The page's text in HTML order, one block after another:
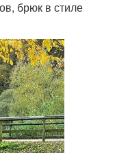
брюк в стиле